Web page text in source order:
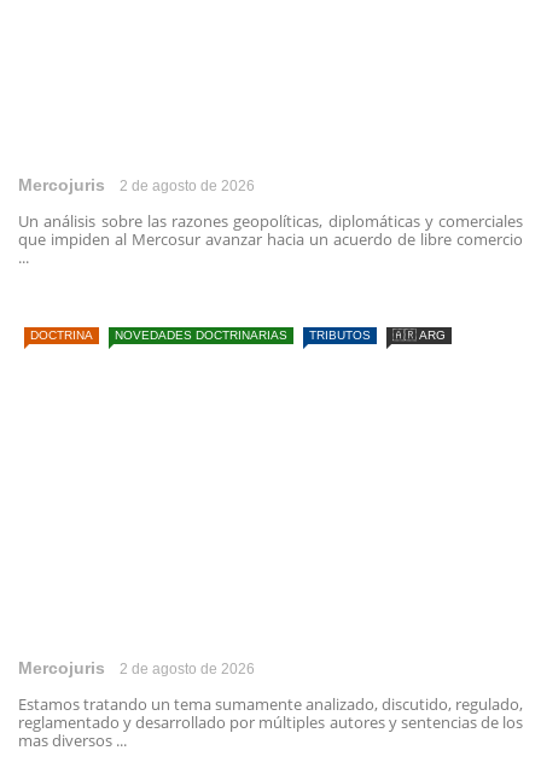
Mercojuris 2 de agosto de 2026
Un análisis sobre las razones geopolíticas, diplomáticas y comerciales
que impiden al Mercosur avanzar hacia un acuerdo de libre comercio
...
DOCTRINA NOVEDADES DOCTRINARIAS TRIBUTOS 🇦🇷 ARG
Mercojuris 2 de agosto de 2026
Estamos tratando un tema sumamente analizado, discutido, regulado,
reglamentado y desarrollado por múltiples autores y sentencias de los
mas diversos ...